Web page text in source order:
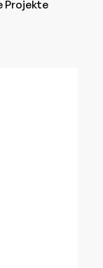
Projekte